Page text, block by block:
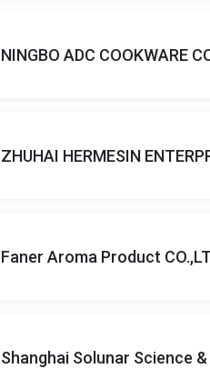
NINGBO ADC COOKWARE
ZHUHAI HERMESIN
Faner Aroma Product
Shanghai Solunar Science